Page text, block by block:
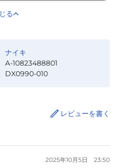
る
ナイキ
A-10823488801
DX0990-010
レビューを書く
2025年10月5日 23:50